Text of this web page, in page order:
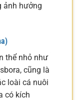
ảnh hưởng
thể nhỏ như
cũng là
loài cá nuôi
có kích